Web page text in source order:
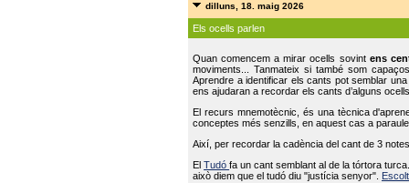
dilluns, 18. maig 2026
Els ocells parlen
Quan comencem a mirar ocells sovint ens
moviments... Tanmateix si també som
Aprendre a identificar els cants pot semblar
ens ajudaran a recordar els cants d’alguns
El recurs mnemotècnic, és una tècnica
conceptes més senzills, en aquest cas a
Així, per recordar la cadència del cant de 3
ElTudófa un cant semblant al de la tórtora
això diem que el tudó diu "justícia senyor".